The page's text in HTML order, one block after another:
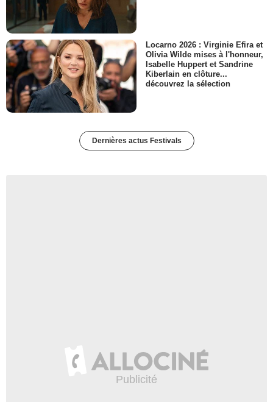
Locarno 2026 : Virginie Efira et
Olivia Wilde mises à l'honneur,
Isabelle Huppert et Sandrine
Kiberlain en clôture...
découvrez la sélection
Dernières actus Festivals